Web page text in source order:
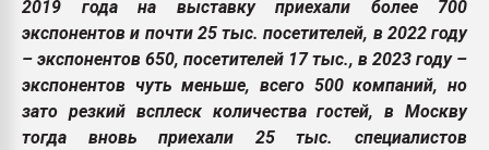
2019 года на выставку приехали более 700
экспонентов и почти 25 тыс. посетителей, в 2022 году
– экспонентов 650, посетителей 17 тыс., в 2023 году –
экспонентов чуть меньше, всего 500 компаний, но
зато резкий всплеск количества гостей, в Москву
тогда вновь приехали 25 тыс. специалистов